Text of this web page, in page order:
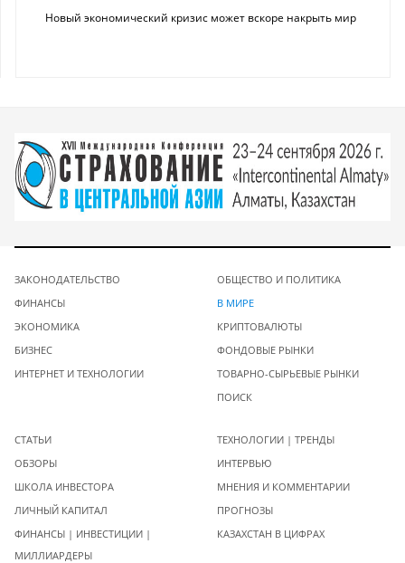
Новый экономический кризис может вскоре накрыть мир
ЗАКОНОДАТЕЛЬСТВО
ФИНАНСЫ
ЭКОНОМИКА
БИЗНЕС
ИНТЕРНЕТ И ТЕХНОЛОГИИ
ОБЩЕСТВО И ПОЛИТИКА
В МИРЕ
КРИПТОВАЛЮТЫ
ФОНДОВЫЕ РЫНКИ
ТОВАРНО-СЫРЬЕВЫЕ РЫНКИ
ПОИСК
СТАТЬИ
ОБЗОРЫ
ШКОЛА ИНВЕСТОРА
ЛИЧНЫЙ КАПИТАЛ
ФИНАНСЫ | ИНВЕСТИЦИИ |
МИЛЛИАРДЕРЫ
ТЕХНОЛОГИИ | ТРЕНДЫ
ИНТЕРВЬЮ
МНЕНИЯ И КОММЕНТАРИИ
ПРОГНОЗЫ
КАЗАХСТАН В ЦИФРАХ